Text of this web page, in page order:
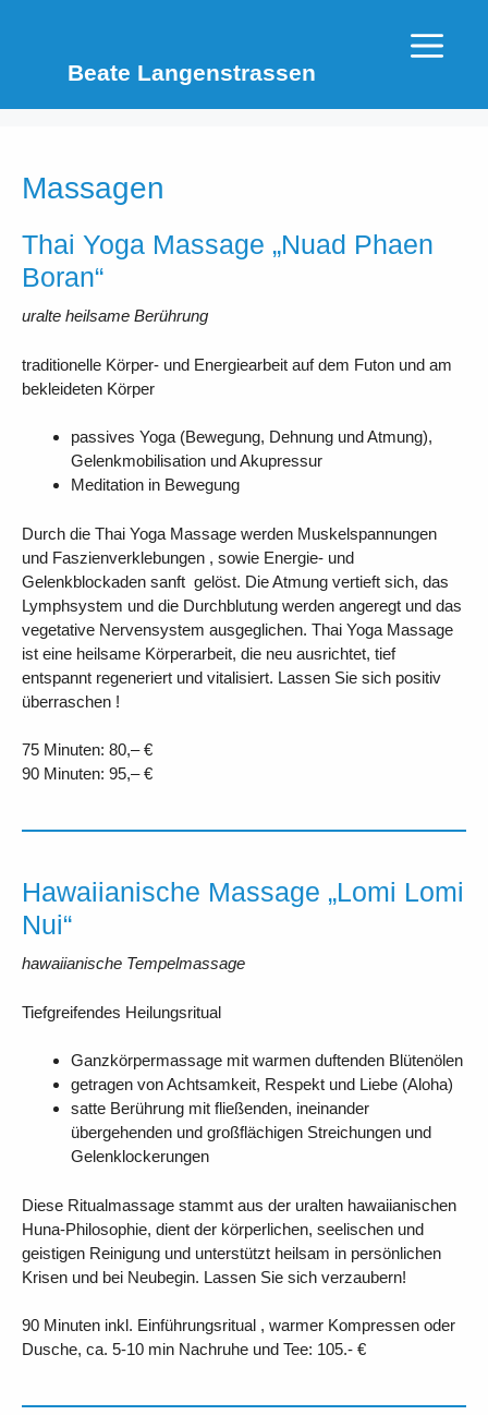
Beate Langenstrassen
Menü
Massagen
Thai Yoga Massage „Nuad Phaen
Boran“
uralte heilsame Berührung
traditionelle Körper- und Energiearbeit auf dem Futon und am
bekleideten Körper
passives Yoga (Bewegung, Dehnung und Atmung),
Gelenkmobilisation und Akupressur
Meditation in Bewegung
Durch die Thai Yoga Massage werden Muskelspannungen
und Faszienverklebungen , sowie Energie- und
Gelenkblockaden sanft gelöst. Die Atmung vertieft sich, das
Lymphsystem und die Durchblutung werden angeregt und das
vegetative Nervensystem ausgeglichen. Thai Yoga Massage
ist eine heilsame Körperarbeit, die neu ausrichtet, tief
entspannt regeneriert und vitalisiert. Lassen Sie sich positiv
überraschen !
75 Minuten: 80,– €
90 Minuten: 95,– €
Hawaiianische Massage „Lomi Lomi
Nui“
hawaiianische Tempelmassage
Tiefgreifendes Heilungsritual
Ganzkörpermassage mit warmen duftenden Blütenölen
getragen von Achtsamkeit, Respekt und Liebe (Aloha)
satte Berührung mit fließenden, ineinander
übergehenden und großflächigen Streichungen und
Gelenklockerungen
Diese Ritualmassage stammt aus der uralten hawaiianischen
Huna-Philosophie, dient der körperlichen, seelischen und
geistigen Reinigung und unterstützt heilsam in persönlichen
Krisen und bei Neubegin. Lassen Sie sich verzaubern!
90 Minuten inkl. Einführungsritual , warmer Kompressen oder
Dusche, ca. 5-10 min Nachruhe und Tee: 105.- €